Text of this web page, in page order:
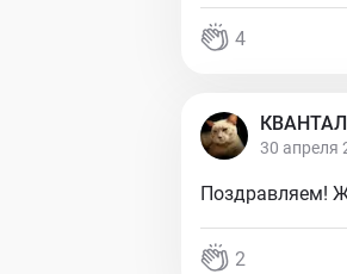
4
30 апреля
Поздравляем!
2